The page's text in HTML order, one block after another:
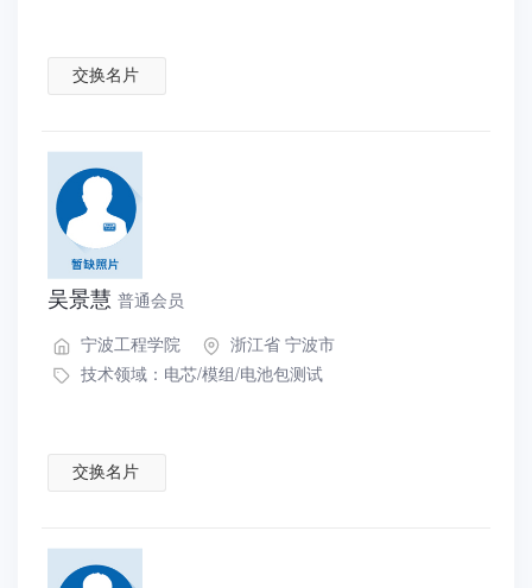
交换名片
吴景慧 普通会员
宁波工程学院
浙江省 宁波市
技术领域： 电芯/模组/电池包测试
交换名片